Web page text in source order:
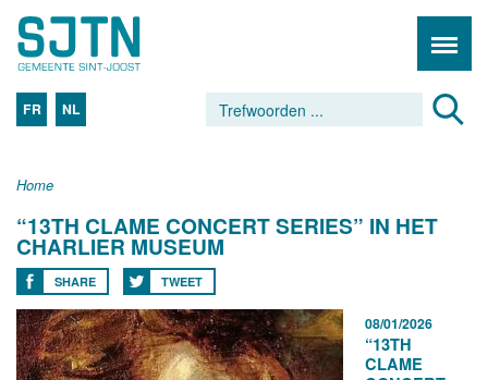
FR NL
Home
“13TH CLAME CONCERT SERIES” IN HET
CHARLIER MUSEUM
SHARE TWEET
08/01/2026
“13TH
CLAME